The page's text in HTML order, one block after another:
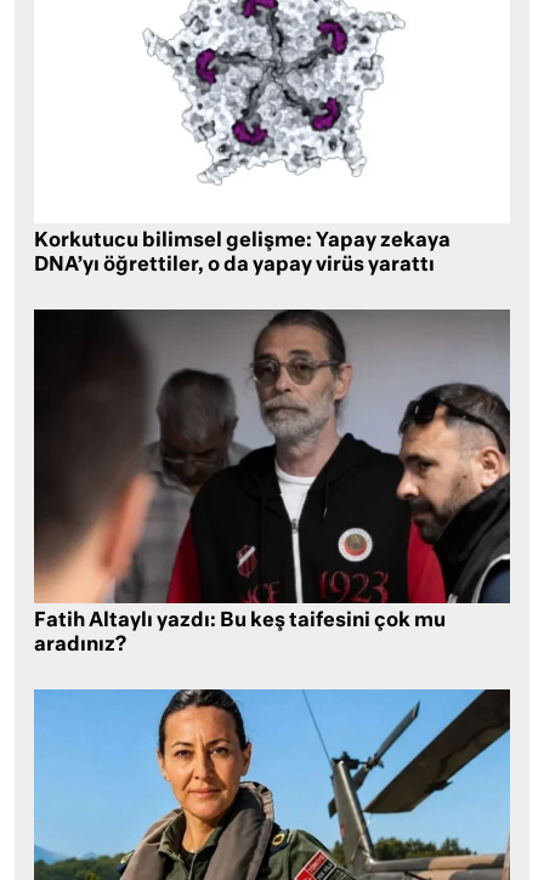
Korkutucu bilimsel gelişme: Yapay zekaya
DNA’yı öğrettiler, o da yapay virüs yarattı
Fatih Altaylı yazdı: Bu keş taifesini çok mu
aradınız?